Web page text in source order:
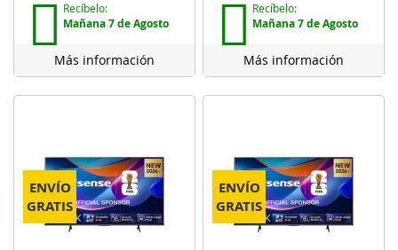
Recíbelo:
Mañana 7 de Agosto
Más información
Recíbelo:
Mañana 7 de Agosto
Más información
ENVÍO
GRATIS
ENVÍO
GRATIS